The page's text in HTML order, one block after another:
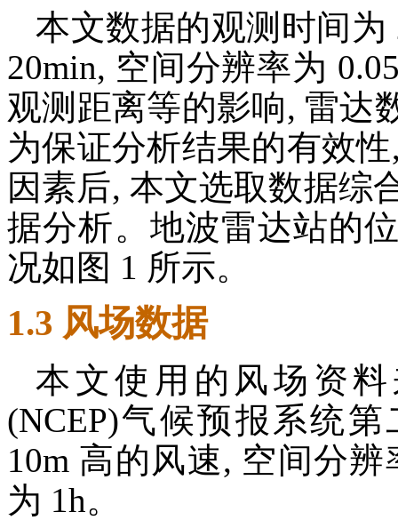
本文数据的观测时间
20min, 空间分辨率为
观测距离等的影响, 雷达
为保证分析结果的有效
因素后, 本文选取数据综
据分析。地波雷达站的
况如图 1 所示。
1.3 风场数据
本文使用的风场资
(NCEP)气候预报系统
10m 高的风速, 空间分辨
为 1h。